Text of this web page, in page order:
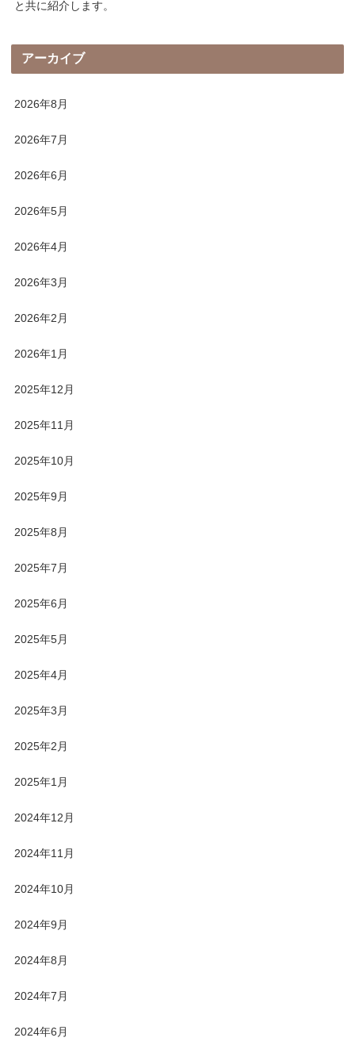
と共に紹介します。
アーカイブ
2026年8月
2026年7月
2026年6月
2026年5月
2026年4月
2026年3月
2026年2月
2026年1月
2025年12月
2025年11月
2025年10月
2025年9月
2025年8月
2025年7月
2025年6月
2025年5月
2025年4月
2025年3月
2025年2月
2025年1月
2024年12月
2024年11月
2024年10月
2024年9月
2024年8月
2024年7月
2024年6月